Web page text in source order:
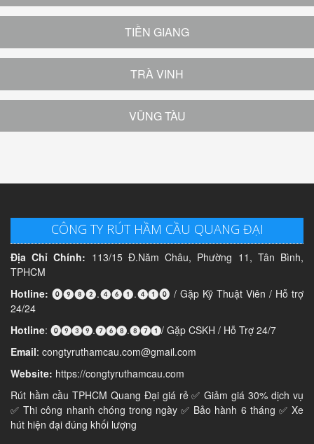
TIỀN GIANG
TRÀ VINH
VŨNG TÀU
CÔNG TY RÚT HẦM CẦU QUANG ĐẠI
Địa Chỉ Chính: 113/15 Đ.Năm Châu, Phường 11, Tân Bình,
TPHCM
Hotline: ⓿❾❽❷.❹❻❶.❹❶⓿ / Gặp Kỹ Thuật Viên / Hỗ trợ
24/24
Hotline: ⓿❾❸❾.❼❻❽.❽❼❶/ Gặp CSKH / Hỗ Trợ 24/7
Email: congtyruthamcau.com@gmail.com
Website: https://congtyruthamcau.com
Rút hầm cầu TPHCM Quang Đại giá rẻ ✅ Giảm giá 30% dịch vụ
✅ Thi công nhanh chóng trong ngày ✅ Bảo hành 6 tháng ✅ Xe
hút hiện đại đúng khối lượng